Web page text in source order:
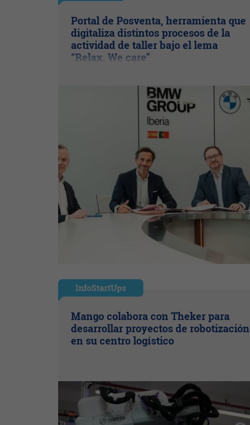
Portal de Posventa, herramienta que
digitaliza distintos procesos de la
actividad de taller bajo el lema
“Relax. We care”
InfoStartUps
Mango colabora con Theker para
desarrollar proyectos de robotización
en su centro logístico